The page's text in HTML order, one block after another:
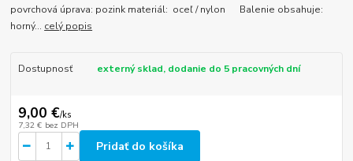
povrchová úprava: pozink materiál: oceľ / nylon Balenie obsahuje:
horný... celý popis
Dostupnosť externý sklad, dodanie do 5 pracovných dní
9,00 €/ks
7,32 € bez DPH
Pridať do košíka